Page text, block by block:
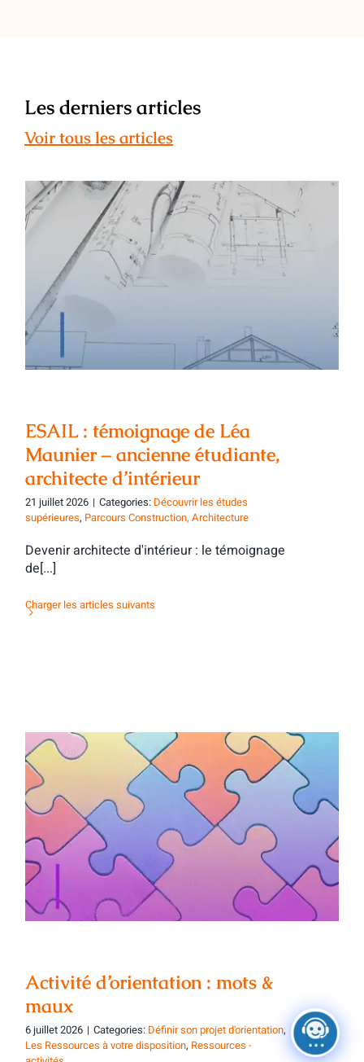
Les derniers articles
Voir tous les articles
ESAIL : témoignage de Léa Maunier –
ancienne étudiante, architecte
ESAIL : témoignage de Léa
Maunier – ancienne étudiante,
architecte d’intérieur
21 juillet 2026 | Categories: Découvrir les études
supérieures, Parcours Construction, Architecture
Devenir architecte d'intérieur : le témoignage
de[...]
Charger les articles suivants
Activité d’orientation : mots & maux
Activité d’orientation : mots &
maux
6 juillet 2026 | Categories: Définir son projet d'orientation,
Les Ressources à votre disposition, Ressources -